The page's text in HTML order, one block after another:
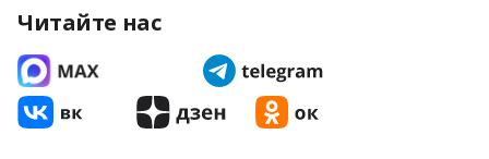
Читайте нас